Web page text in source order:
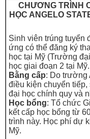
CHƯƠNG TRÌNH
HỌC ANGELO
Sinh viên trúng tuyển
ứng có thể đăng ký
học tại Mỹ (Trường
học giai đoạn 2 tại Mỹ.
Bằng cấp: Do trường
điều kiện chuyển
đại học chính quy và
Học bổng: Tổ chức
kết cấp học bổng từ
trình này. Học phí dự
Mỹ.